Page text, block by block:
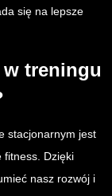
się na lepsze
treningu
stacjonarnym jest
fitness. Dzięki
nasz rozwój i